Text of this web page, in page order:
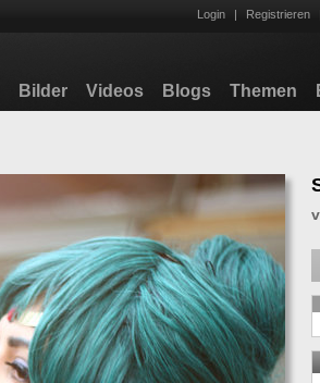
Login | Registrieren
Bilder Videos Blogs Themen